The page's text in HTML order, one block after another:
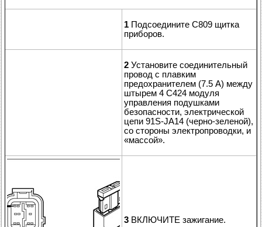
1 Подсоедините C809 щитка
приборов.
2 Установите соединительный
провод с плавким
предохранителем (7.5 А) между
штырем 4 C424 модуля
управления подушками
безопасности, электрической
цепи 91S-JA14 (черно-зеленой),
со стороны электропроводки, и
«массой».
3 ВКЛЮЧИТЕ зажигание.